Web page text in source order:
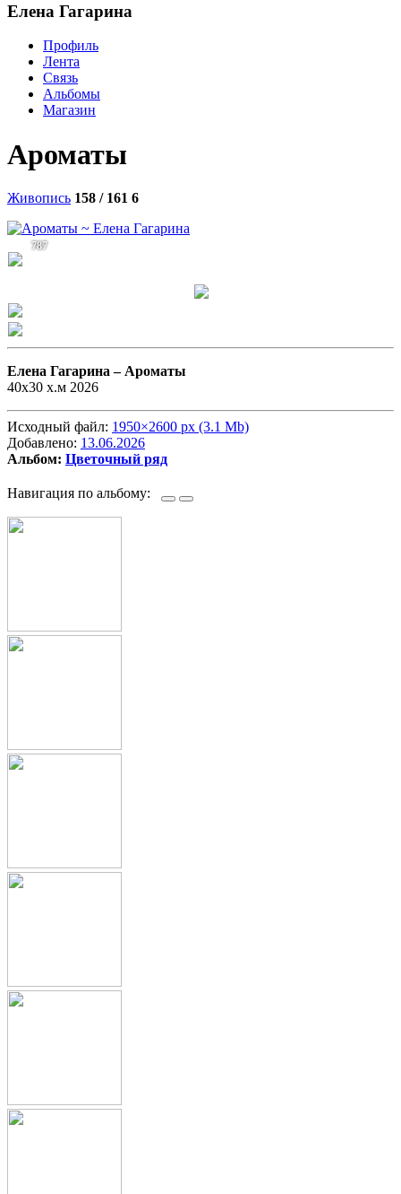
Елена Гагарина
Профиль
Лента
Связь
Альбомы
Магазин
Ароматы
Живопись 158 / 161 6
787
Елена Гагарина – Ароматы
40х30 х.м 2026
Исходный файл: 1950×2600 px (3.1 Mb)
Добавлено: 13.06.2026
Альбом: Цветочный ряд
Навигация по альбому: